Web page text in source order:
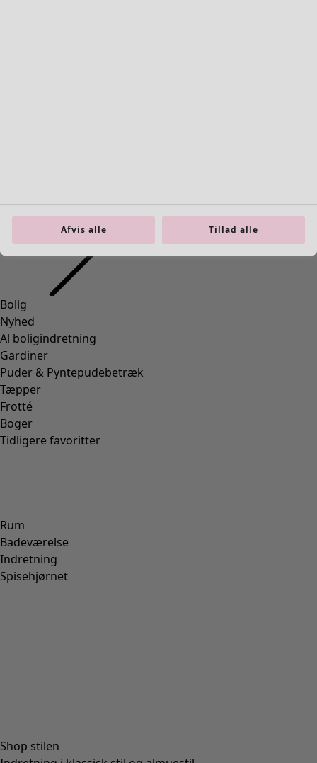
BoligÅbn menu Bolig
Bolig
Nyhed
Al boligindretning
Gardiner
Puder & Pyntepudebetræk
Tæpper
Frotté
Boger
Tidligere favoritter
Rum
Badeværelse
Indretning
Spisehjørnet
Shop stilen
Afvis alle Tillad alle